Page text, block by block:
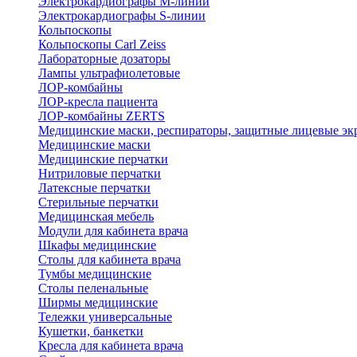
Электрокардиографы S-линии
Кольпоскопы
Кольпоскопы Carl Zeiss
Лабораторные дозаторы
Лампы ультрафиолетовые
ЛОР-комбайны
ЛОР-кресла пациента
ЛОР-комбайны ZERTS
Медицинские маски, респираторы, защитные лицевые
Медицинские маски
Медицинские перчатки
Нитриловые перчатки
Латексные перчатки
Стерильные перчатки
Медицинская мебель
Модули для кабинета врача
Шкафы медицинские
Столы для кабинета врача
Тумбы медицинские
Столы пеленальные
Ширмы медицинские
Тележки универсальные
Кушетки, банкетки
Кресла для кабинета врача